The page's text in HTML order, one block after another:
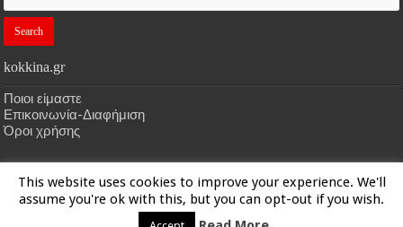
kokkina.gr
Ποιοι είμαστε
Επικοινωνία-Διαφήμιση
Όροι χρήσης
HOMEkokkina.gr | Designed bykokkina.gr
This website uses cookies to improve your experience. We'll
assume you're ok with this, but you can opt-out if you wish.